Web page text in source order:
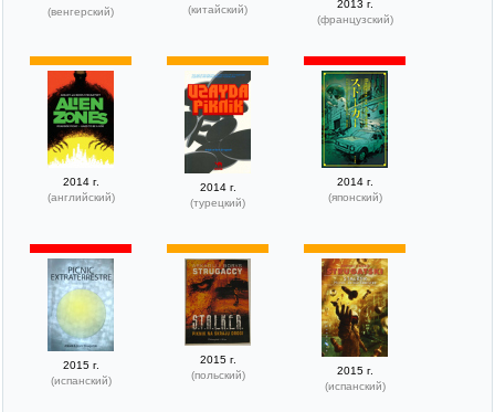
(венгерский)
(китайский)
2013 г.
(французский)
2014 г.
(английский)
2014 г.
(турецкий)
2014 г.
(японский)
2015 г.
(испанский)
2015 г.
(польский)
2015 г.
(испанский)